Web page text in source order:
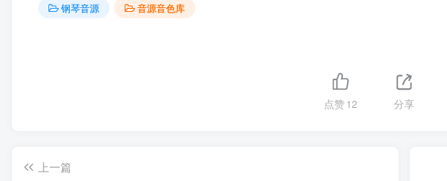
钢琴音源 音源音色库
点赞12 分享
上一篇